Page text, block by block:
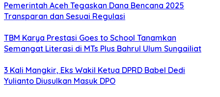
Pemerintah Aceh Tegaskan Dana Bencana 2025
Transparan dan Sesuai Regulasi
TBM Karya Prestasi Goes to School Tanamkan
Semangat Literasi di MTs Plus Bahrul Ulum Sungailiat
3 Kali Mangkir, Eks Wakil Ketua DPRD Babel Dedi
Yulianto Diusulkan Masuk DPO